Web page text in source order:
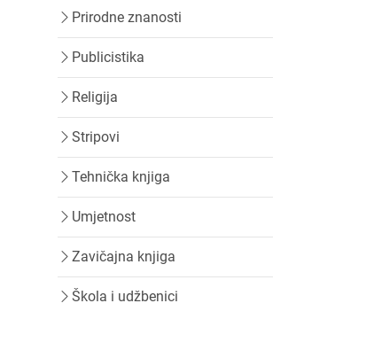
Prirodne znanosti
Publicistika
Religija
Stripovi
Tehnička knjiga
Umjetnost
Zavičajna knjiga
Škola i udžbenici